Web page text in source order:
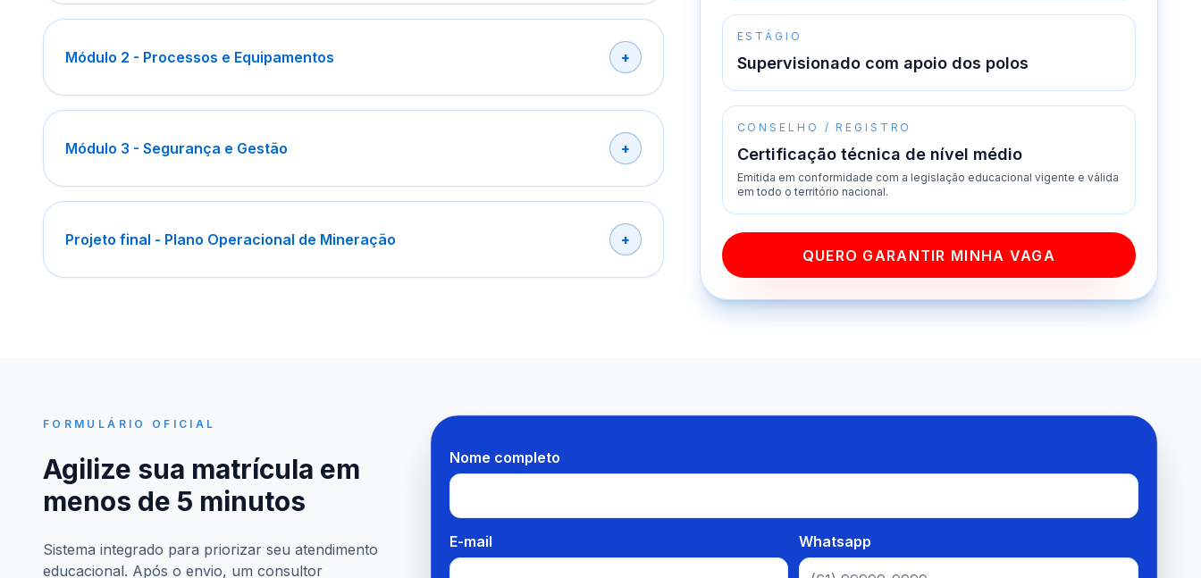
Módulo 2 - Processos e Equipamentos
Módulo 3 - Segurança e Gestão
Projeto final - Plano Operacional de Mineração
ESTÁGIO
Supervisionado com apoio dos polos
CONSELHO / REGISTRO
Certificação técnica de nível médio
Emitida em conformidade com a legislação educacional vigente e válida
em todo o território nacional.
QUERO GARANTIR MINHA VAGA
FORMULÁRIO OFICIAL
Agilize sua matrícula em
menos de 5 minutos
Sistema integrado para priorizar seu atendimento
educacional. Após o envio, um consultor
Nome completo
E-mail Whatsapp